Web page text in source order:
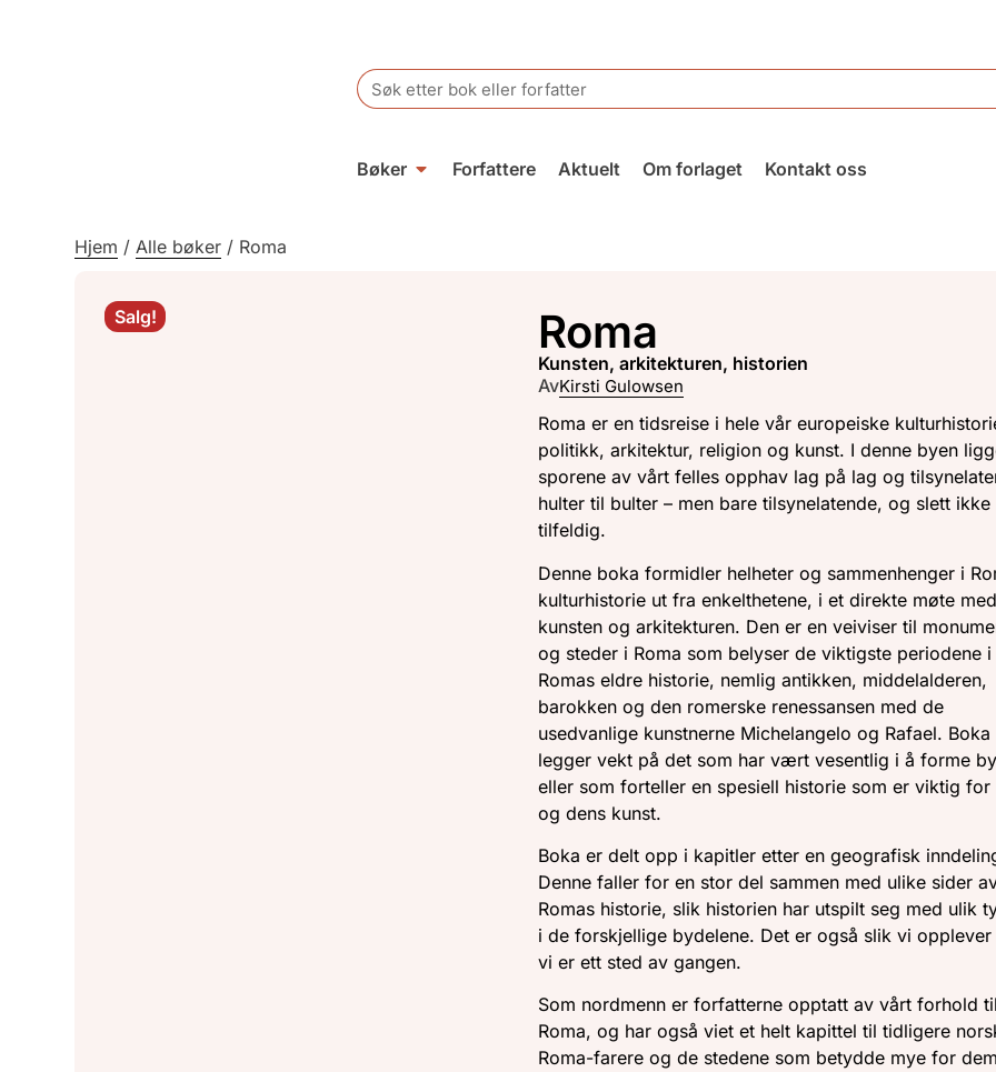
Search
for:
Bøker Forfattere Aktuelt Om forlaget Kontakt oss
Hjem /Alle bøker / Roma
Salg! Roma
kunsten, arkitekturen, historien
AvKirsti Gulowsen
Roma er en tidsreise i hele vår europeiske
politikk, arkitektur, religion og kunst. I denne byen
sporene av vårt felles opphav lag på lag og
hulter til bulter – men bare tilsynelatende, og slett ikke
tilfeldig.
Denne boka formidler helheter og sammenhenger i
kulturhistorie ut fra enkelthetene, i et direkte møte med
kunsten og arkitekturen. Den er en veiviser til
og steder i Roma som belyser de viktigste periodene i
Romas eldre historie, nemlig antikken, middelalderen,
barokken og den romerske renessansen med de
usedvanlige kunstnerne Michelangelo og Rafael. Boka
legger vekt på det som har vært vesentlig i å forme
eller som forteller en spesiell historie som er viktig for
og dens kunst.
Boka er delt opp i kapitler etter en geografisk
Denne faller for en stor del sammen med ulike sider
Romas historie, slik historien har utspilt seg med ulik
i de forskjellige bydelene. Det er også slik vi opplever
vi er ett sted av gangen.
Som nordmenn er forfatterne opptatt av vårt forhold til
Roma, og har også viet et helt kapittel til tidligere
Roma-farere og de stedene som betydde mye for